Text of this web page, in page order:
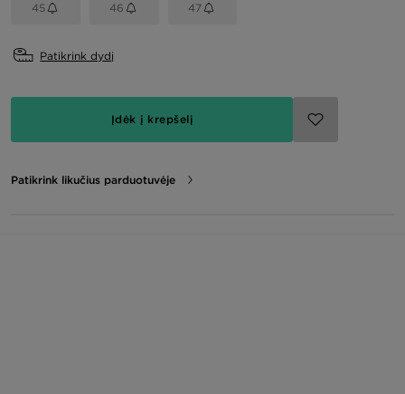
45 46 47
Patikrink dydį
Įdėk į krepšelį
Patikrink likučius parduotuvėje